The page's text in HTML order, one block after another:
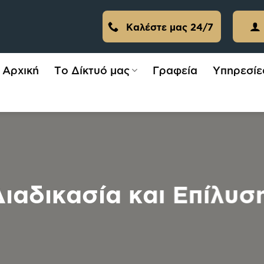
Καλέστε μας 24/7
Αρχική Το Δίκτυό μας Γραφεία
και